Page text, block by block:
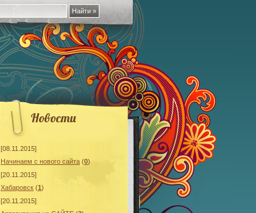
Новости
[08.11.2015]
Начинаeм с нового сайта (0)
[20.11.2015]
Хабаровск (1)
[20.11.2015]